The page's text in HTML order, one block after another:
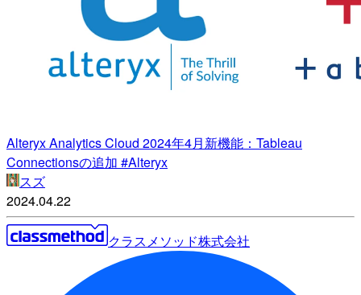
Alteryx Analytics Cloud 2024年4月新機能：Tableau
Connectionsの追加 #Alteryx
スズ
2024.04.22
クラスメソッド株式会社